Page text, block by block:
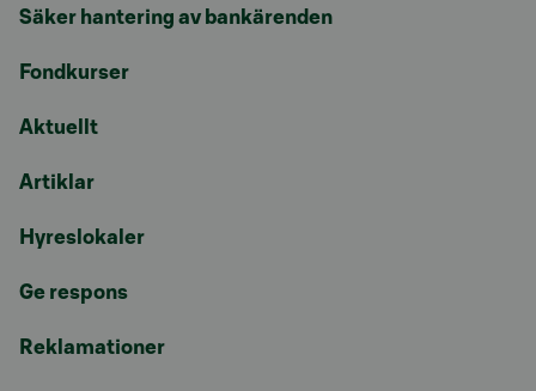
Säker hantering av bankärenden
Fondkurser
Aktuellt
Artiklar
Hyreslokaler
Ge respons
Reklamationer